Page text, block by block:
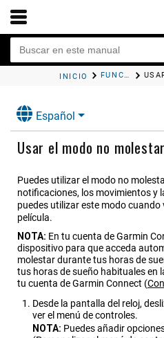
INICIO FUNCIONES DE CONECTIVIDAD BLUETOOTH
Español
Usar el modo no molestar
Puedes utilizar el modo no
notificaciones, los movimientos y
puedes utilizar este modo cuando
película.
NOTA: En tu cuenta de Garmin
dispositivo para que acceda
molestar durante tus horas de
tus horas de sueño habituales en
tu cuenta de Garmin Connect (
Desde la pantalla del reloj,
ver el menú de controles.
NOTA: Puedes añadir